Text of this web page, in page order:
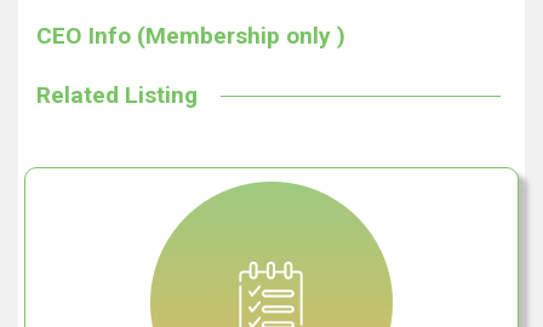
CEO Info (Membership only )
Related Listing